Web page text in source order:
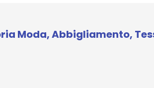
Moda, Abbigliamento,